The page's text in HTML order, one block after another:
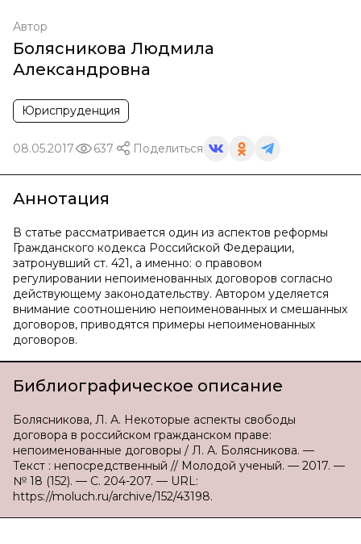
Автор
Болясникова Людмила
Александровна
Юриспруденция
08.05.2017 637 Поделиться
Аннотация
В статье рассматривается один из аспектов реформы
Гражданского кодекса Российской Федерации,
затронувший ст. 421, а именно: о правовом
регулировании непоименованных договоров согласно
действующему законодательству. Автором уделяется
внимание соотношению непоименованных и смешанных
договоров, приводятся примеры непоименованных
договоров.
Библиографическое описание
Болясникова, Л. А. Некоторые аспекты свободы
договора в российском гражданском праве:
непоименованные договоры / Л. А. Болясникова. —
Текст : непосредственный // Молодой ученый. — 2017. —
№ 18 (152). — С. 204-207. — URL:
https://moluch.ru/archive/152/43198.